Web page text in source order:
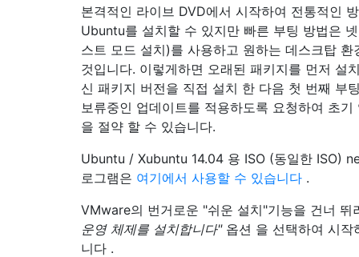
본격적인 라이브 DVD에서 시작하여 전통적인
Ubuntu를 설치할 수 있지만 빠른 부팅 방법은
스트 모드 설치)를 사용하고 원하는 데스크탑 환
것입니다. 이렇게하면 오래된 패키지를 먼저 설
신 패키지 버전을 직접 설치 한 다음 첫 번째 부
보류중인 업데이트를 적용하도록 요청하여 초기
을 절약 할 수 있습니다.
Ubuntu / Xubuntu 14.04 용 ISO (동일한 ISO)
로그램은 여기에서 사용할 수 있습니다 .
VMware의 번거로운 "쉬운 설치"기능을 건너 뛰
운영 체제를 설치합니다"옵션 을 선택하여 시작
니다 .